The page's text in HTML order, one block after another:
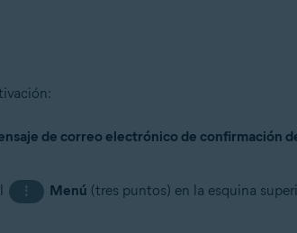
de correo electrónico de confirmación
⋮ Menú (tres puntos) en la esquina